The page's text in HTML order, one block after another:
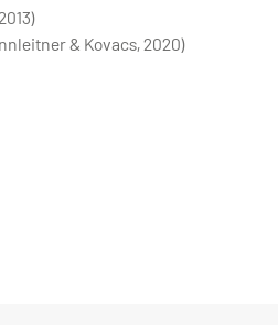
& Kovacs, 2020)